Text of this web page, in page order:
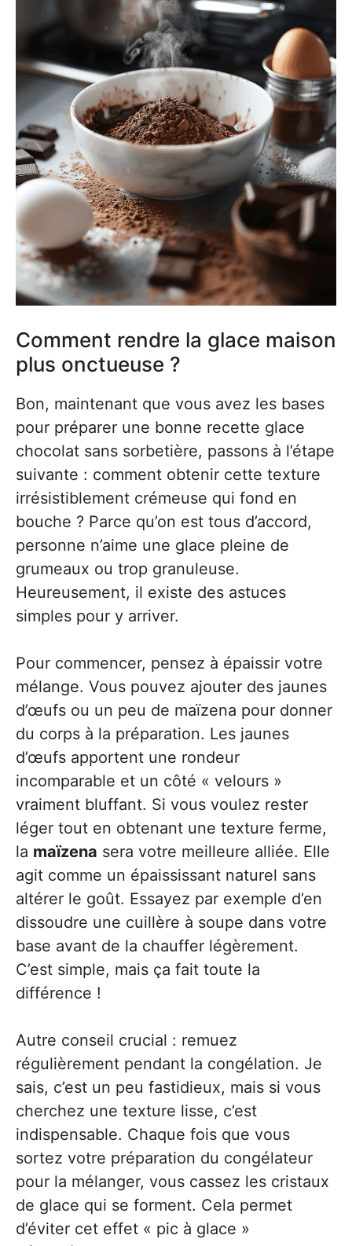
Comment rendre la glace maison
plus onctueuse ?
Bon, maintenant que vous avez les bases
pour préparer une bonne recette glace
chocolat sans sorbetière, passons à l’étape
suivante : comment obtenir cette texture
irrésistiblement crémeuse qui fond en
bouche ? Parce qu’on est tous d’accord,
personne n’aime une glace pleine de
grumeaux ou trop granuleuse.
Heureusement, il existe des astuces
simples pour y arriver.
Pour commencer, pensez à épaissir votre
mélange. Vous pouvez ajouter des jaunes
d’œufs ou un peu de maïzena pour donner
du corps à la préparation. Les jaunes
d’œufs apportent une rondeur
incomparable et un côté « velours »
vraiment bluffant. Si vous voulez rester
léger tout en obtenant une texture ferme,
la maïzena sera votre meilleure alliée. Elle
agit comme un épaississant naturel sans
altérer le goût. Essayez par exemple d’en
dissoudre une cuillère à soupe dans votre
base avant de la chauffer légèrement.
C’est simple, mais ça fait toute la
différence !
Autre conseil crucial : remuez
régulièrement pendant la congélation. Je
sais, c’est un peu fastidieux, mais si vous
cherchez une texture lisse, c’est
indispensable. Chaque fois que vous
sortez votre préparation du congélateur
pour la mélanger, vous cassez les cristaux
de glace qui se forment. Cela permet
d’éviter cet effet « pic à glace »